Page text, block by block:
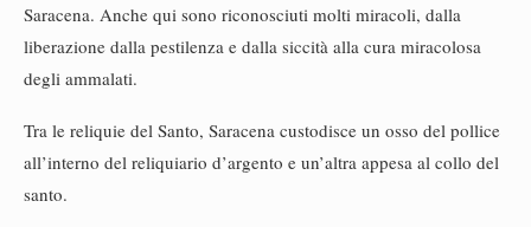
Saracena. Anche qui sono riconosciuti molti miracoli, dalla
liberazione dalla pestilenza e dalla siccità alla cura miracolosa
degli ammalati.
Tra le reliquie del Santo, Saracena custodisce un osso del pollice
all’interno del reliquiario d’argento e un’altra appesa al collo del
santo.